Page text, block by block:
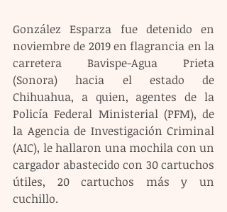
González Esparza fue detenido en
noviembre de 2019 en flagrancia en la
carretera Bavispe-Agua Prieta
(Sonora) hacia el estado de
Chihuahua, a quien, agentes de la
Policía Federal Ministerial (PFM), de
la Agencia de Investigación Criminal
(AIC), le hallaron una mochila con un
cargador abastecido con 30 cartuchos
útiles, 20 cartuchos más y un
cuchillo.